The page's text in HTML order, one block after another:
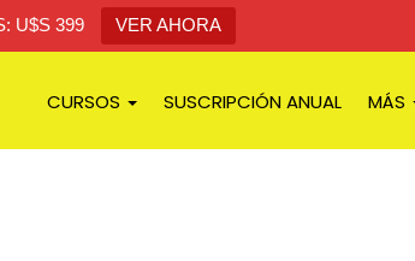
U$S 399 VER AHORA
CURSOS SUSCRIPCIÓN ANUAL MÁS